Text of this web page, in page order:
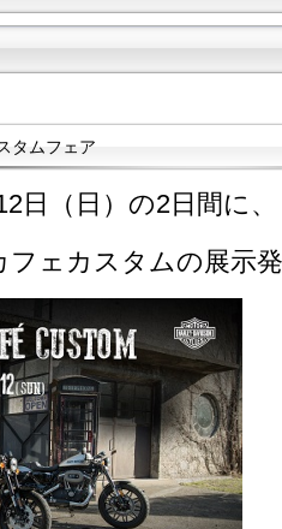
タムフェア
日（日）の2日間に、
フェカスタムの展示